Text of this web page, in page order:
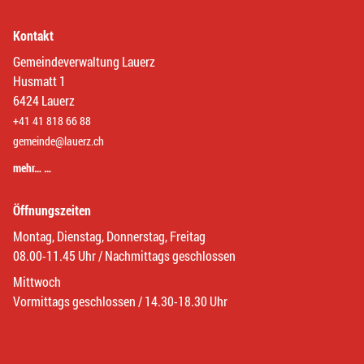
Kontakt
Gemeindeverwaltung Lauerz
Husmatt 1
6424 Lauerz
+41 41 818 66 88
gemeinde@lauerz.ch
mehr… …
Öffnungszeiten
Montag, Dienstag, Donnerstag, Freitag
08.00-11.45 Uhr / Nachmittags geschlossen
Mittwoch
Vormittags geschlossen / 14.30-18.30 Uhr